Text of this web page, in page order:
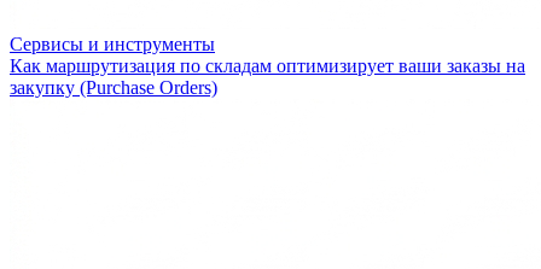
Сервисы и инструменты
Как маршрутизация по складам оптимизирует ваши заказы на
закупку (Purchase Orders)